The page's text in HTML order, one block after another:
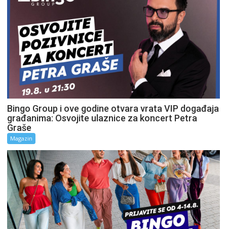
Bingo Group i ove godine otvara vrata VIP događaja
građanima: Osvojite ulaznice za koncert Petra
Graše
Magazin